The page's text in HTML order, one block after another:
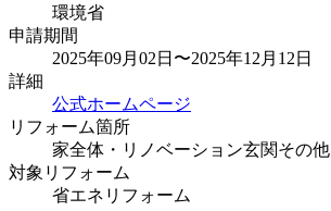
環境省
申請期間
2025年09月02日〜2025年12月12日
詳細
公式ホームページ
リフォーム箇所
家全体・リノベーション玄関その他
対象リフォーム
省エネリフォーム